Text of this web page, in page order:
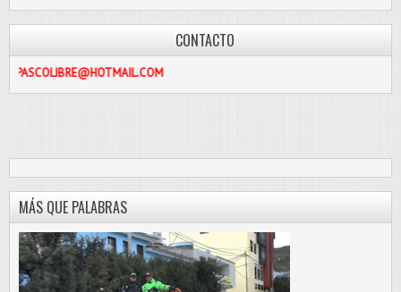
CONTACTO
MÁS QUE PALABRAS